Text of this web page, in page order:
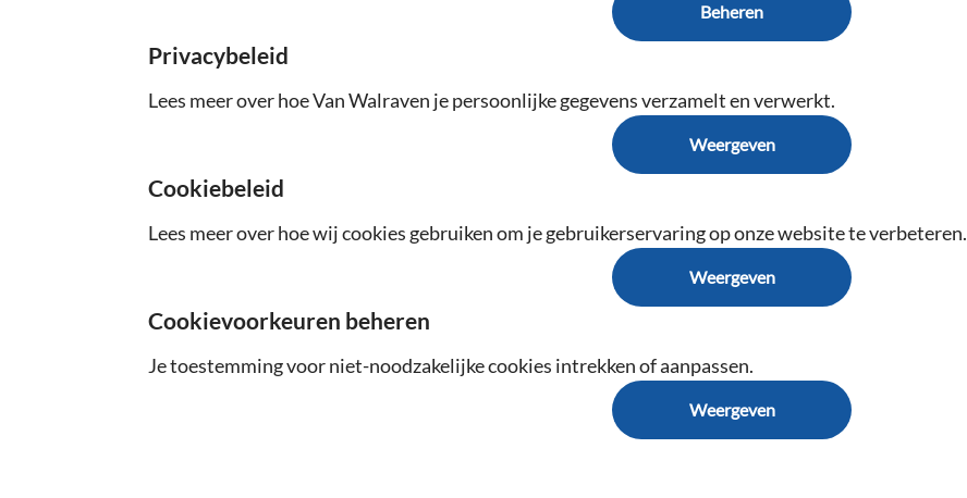
Beheren
Privacybeleid
Lees meer over hoe Van Walraven je persoonlijke gegevens verzamelt en verwerkt.
Weergeven
Cookiebeleid
Lees meer over hoe wij cookies gebruiken om je gebruikerservaring op onze website te verbeteren.
Weergeven
Cookievoorkeuren beheren
Je toestemming voor niet-noodzakelijke cookies intrekken of aanpassen.
Weergeven